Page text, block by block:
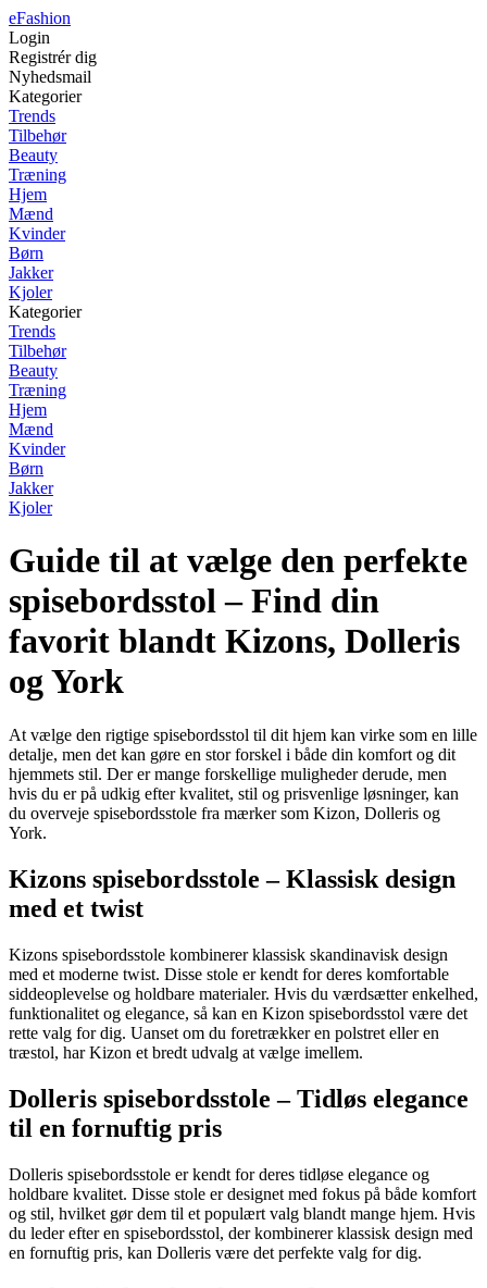
eFashion
Login
Registrér dig
Nyhedsmail
Kategorier
Trends
Tilbehør
Beauty
Træning
Hjem
Mænd
Kvinder
Børn
Jakker
Kjoler
Kategorier
Trends
Tilbehør
Beauty
Træning
Hjem
Mænd
Kvinder
Børn
Jakker
Kjoler
Guide til at vælge den perfekte
spisebordsstol – Find din
favorit blandt Kizons, Dolleris
og York
At vælge den rigtige spisebordsstol til dit hjem kan virke som en lille
detalje, men det kan gøre en stor forskel i både din komfort og dit
hjemmets stil. Der er mange forskellige muligheder derude, men
hvis du er på udkig efter kvalitet, stil og prisvenlige løsninger, kan
du overveje spisebordsstole fra mærker som Kizon, Dolleris og
York.
Kizons spisebordsstole – Klassisk design
med et twist
Kizons spisebordsstole kombinerer klassisk skandinavisk design
med et moderne twist. Disse stole er kendt for deres komfortable
siddeoplevelse og holdbare materialer. Hvis du værdsætter enkelhed,
funktionalitet og elegance, så kan en Kizon spisebordsstol være det
rette valg for dig. Uanset om du foretrækker en polstret eller en
træstol, har Kizon et bredt udvalg at vælge imellem.
Dolleris spisebordsstole – Tidløs elegance
til en fornuftig pris
Dolleris spisebordsstole er kendt for deres tidløse elegance og
holdbare kvalitet. Disse stole er designet med fokus på både komfort
og stil, hvilket gør dem til et populært valg blandt mange hjem. Hvis
du leder efter en spisebordsstol, der kombinerer klassisk design med
en fornuftig pris, kan Dolleris være det perfekte valg for dig.